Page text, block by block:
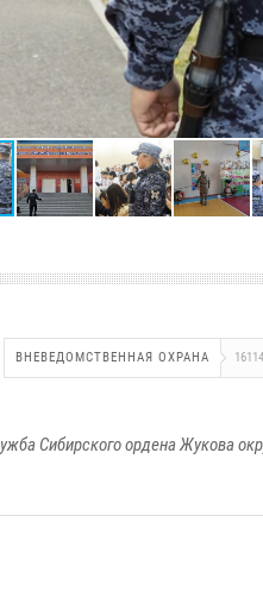
ВНЕВЕДОМСТВЕННАЯ ОХРАНА 16114
Сибирского ордена Жукова